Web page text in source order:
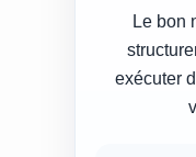
Le bon
exécuter